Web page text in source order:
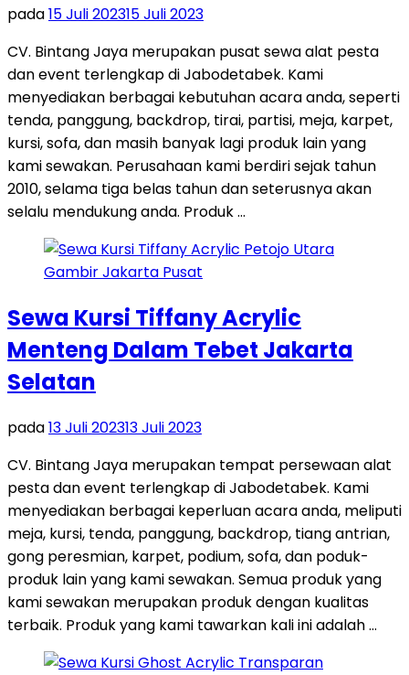
pada15 Juli 202315 Juli 2023
CV. Bintang Jaya merupakan pusat sewa alat pesta
dan event terlengkap di Jabodetabek. Kami
menyediakan berbagai kebutuhan acara anda, seperti
tenda, panggung, backdrop, tirai, partisi, meja, karpet,
kursi, sofa, dan masih banyak lagi produk lain yang
kami sewakan. Perusahaan kami berdiri sejak tahun
2010, selama tiga belas tahun dan seterusnya akan
selalu mendukung anda. Produk …
Sewa Kursi Tiffany Acrylic
Menteng Dalam Tebet Jakarta
Selatan
pada13 Juli 202313 Juli 2023
CV. Bintang Jaya merupakan tempat persewaan alat
pesta dan event terlengkap di Jabodetabek. Kami
menyediakan berbagai keperluan acara anda, meliputi
meja, kursi, tenda, panggung, backdrop, tiang antrian,
gong peresmian, karpet, podium, sofa, dan poduk-
produk lain yang kami sewakan. Semua produk yang
kami sewakan merupakan produk dengan kualitas
terbaik. Produk yang kami tawarkan kali ini adalah …